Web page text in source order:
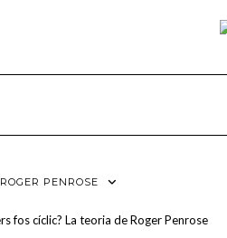
ROGER PENROSE